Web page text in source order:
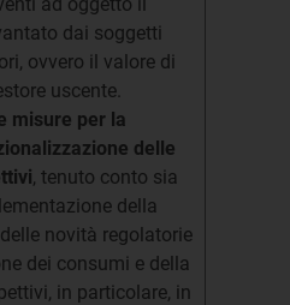
dai soggetti
ovvero il valore di
uscente.
misure per la
delle
, tenuto conto sia
della
novità regolatorie
dei consumi e della
in particolare, in